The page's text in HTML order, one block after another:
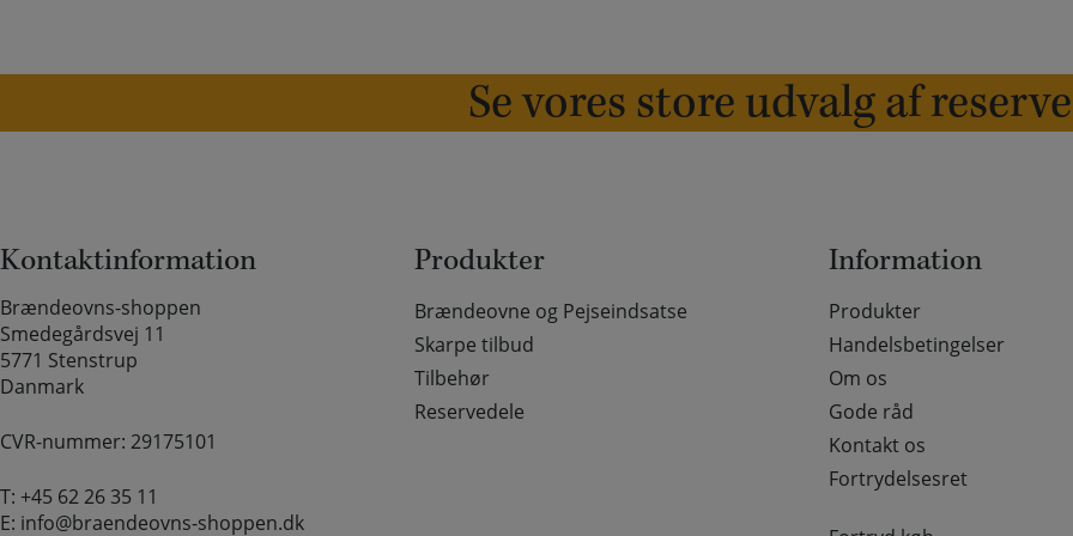
Se vores store udvalg af
Kontaktinformation
Brændeovns-shoppen
Smedegårdsvej 11
5771 Stenstrup
Danmark
CVR-nummer: 29175101
T: +45 62 26 35 11
E: info@braendeovns-shoppen.dk
Produkter
Brændeovne og Pejseindsatse
Skarpe tilbud
Tilbehør
Reservedele
Information
Produkter
Handelsbetingelser
Om os
Gode råd
Kontakt os
Fortrydelsesret